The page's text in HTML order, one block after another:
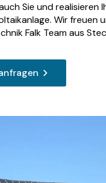
Sie und realisieren
Wir freuen
Falk Team aus